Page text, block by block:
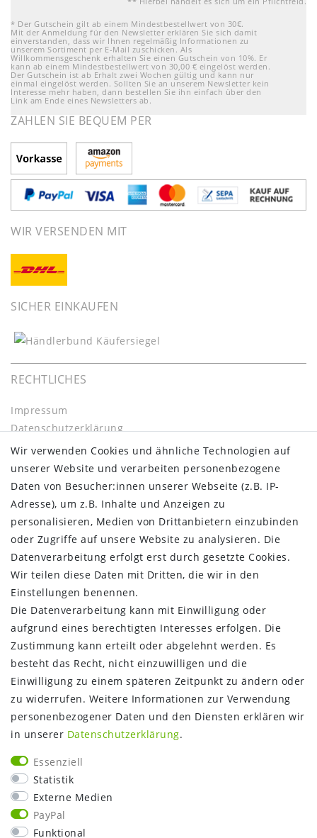
* Der Gutschein gilt ab einem Mindestbestellwert von 30€.
Mit der Anmeldung für den Newsletter erklären Sie sich damit
einverstanden, dass wir Ihnen regelmäßig Informationen zu
unserem Sortiment per E-Mail zuschicken. Als
Willkommensgeschenk erhalten Sie einen Gutschein von 10%. Er
kann ab einem Mindestbestellwert von 30,00 € eingelöst werden.
Der Gutschein ist ab Erhalt zwei Wochen gültig und kann nur
einmal eingelöst werden. Sollten Sie an unserem Newsletter kein
Interesse mehr haben, dann bestellen Sie ihn einfach über den
Link am Ende eines Newsletters ab.
ZAHLEN SIE BEQUEM PER
WIR VERSENDEN MIT
SICHER EINKAUFEN
RECHTLICHES
Impressum
Daten­schutz­erklärung
AGB
Barrierefreiheitserklärung
Widerrufs­recht
Kontakt
Vertrag widerrufen
INFORMATIONEN:
Zahlungsinformationen
Versandinformationen
Über uns
Gutschein
NEWS
Google Maps
Kundenbewertungen
Kontakt
Mein Konto
Warenkorb
Kasse
Vorteile
Wir verwenden Cookies und ähnliche Technologien auf
unserer Website und verarbeiten personenbezogene
Daten von Besucher:innen unserer Webseite (z.B. IP-
Adresse), um z.B. Inhalte und Anzeigen zu
personalisieren, Medien von Drittanbietern einzubinden
oder Zugriffe auf unsere Website zu analysieren. Die
Datenverarbeitung erfolgt erst durch gesetzte Cookies.
Wir teilen diese Daten mit Dritten, die wir in den
Einstellungen benennen.
Die Datenverarbeitung kann mit Einwilligung oder
aufgrund eines berechtigten Interesses erfolgen. Die
Zustimmung kann erteilt oder abgelehnt werden. Es
besteht das Recht, nicht einzuwilligen und die
Einwilligung zu einem späteren Zeitpunkt zu ändern oder
zu widerrufen. Weitere Informationen zur Verwendung
personenbezogener Daten und den Diensten erklären wir
in unserer Daten­schutz­erklärung.
Essenziell
Statistik
Externe Medien
PayPal
Funktional